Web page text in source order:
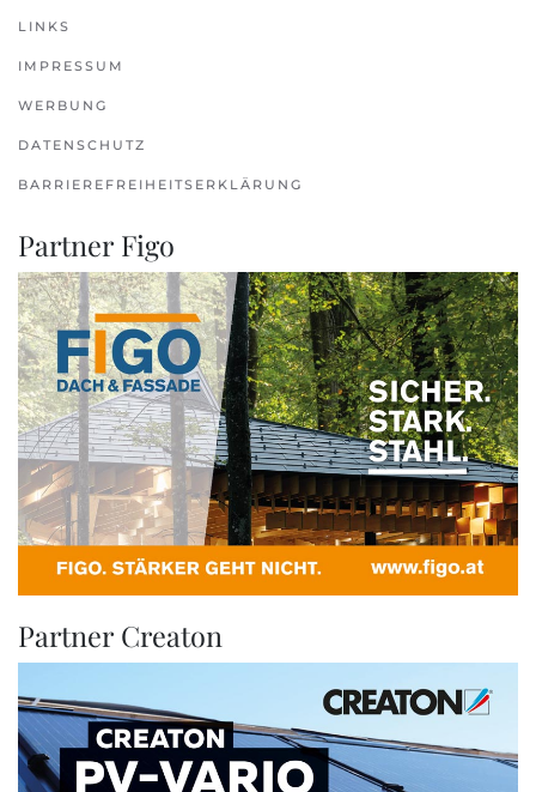
LINKS
IMPRESSUM
WERBUNG
DATENSCHUTZ
BARRIEREFREIHEITSERKLÄRUNG
Partner Figo
Partner Creaton